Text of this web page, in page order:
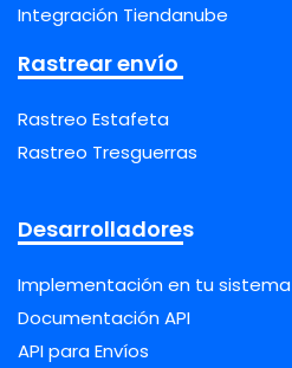
Integración Tiendanube
Rastrear envío
Rastreo Estafeta
Rastreo Tresguerras
Desarrolladores
Implementación en tu sistema
Documentación API
API para Envíos